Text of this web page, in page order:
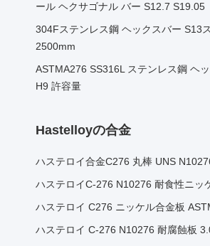
ール ヘクサゴナル バー S12.7 S19.05
304Fステンレス鋼 ヘックスバー S13
2500mm
ASTMA276 SS316L ステンレス鋼 ヘ
H9 許容量
Hastelloyの合金
ハステロイ合金C276 丸棒 UNS
ハステロイC-276 N10276 耐食性ニッ
ハステロイ C276 ニッケル合金板
ハステロイ C-276 N10276 耐腐蝕板